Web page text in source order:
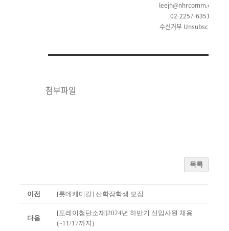
leejh@nhrcomm.com
02-2257-6351
수신거부 Unsubscribe
첨부파일
목록
이전 [롯데케미칼] 산학장학생 모집
다음
[도레이첨단소재]2024년 하반기 신입사원 채용
(~11/17까지)